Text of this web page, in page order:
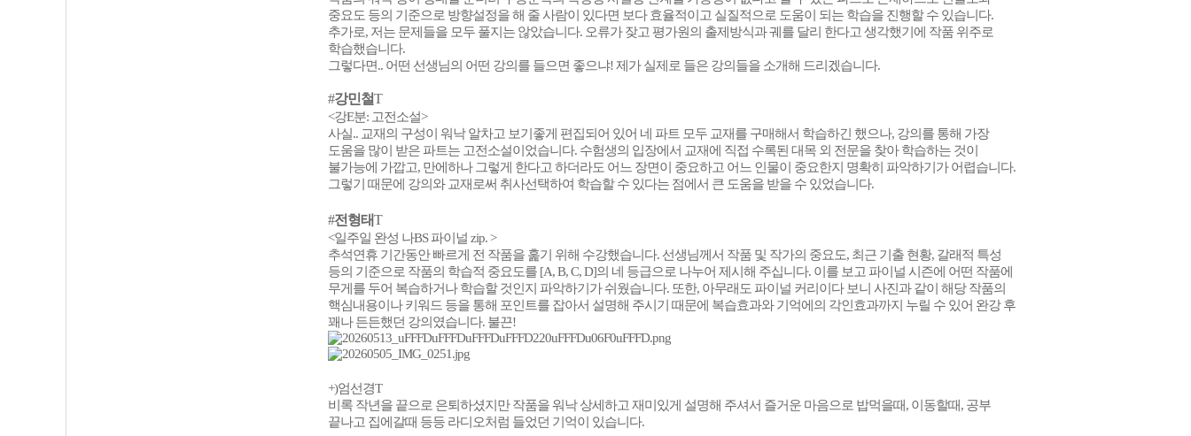
중요도 등의 기준으로 방향설정을 해 줄 사람이 있다면 보다 효율적이고 실질적으로 도움이 되는 학습을 진행할 수 있습니다.
추가로, 저는 문제들을 모두 풀지는 않았습니다. 오류가 잦고 평가원의 출제방식과 궤를 달리 한다고 생각했기에 작품 위주로
학습했습니다.
그렇다면.. 어떤 선생님의 어떤 강의를 들으면 좋으냐! 제가 실제로 들은 강의들을 소개해 드리겠습니다.
#강민철T
<강E분: 고전소설>
사실.. 교재의 구성이 워낙 알차고 보기좋게 편집되어 있어 네 파트 모두 교재를 구매해서 학습하긴 했으나, 강의를 통해 가장
도움을 많이 받은 파트는 고전소설이었습니다. 수험생의 입장에서 교재에 직접 수록된 대목 외 전문을 찾아 학습하는 것이
불가능에 가깝고, 만에하나 그렇게 한다고 하더라도 어느 장면이 중요하고 어느 인물이 중요한지 명확히 파악하기가 어렵습니다.
그렇기 때문에 강의와 교재로써 취사선택하여 학습할 수 있다는 점에서 큰 도움을 받을 수 있었습니다.
#전형태T
<일주일 완성 나BS 파이널 zip. >
추석연휴 기간동안 빠르게 전 작품을 훑기 위해 수강했습니다. 선생님께서 작품 및 작가의 중요도, 최근 기출 현황, 갈래적 특성
등의 기준으로 작품의 학습적 중요도를 [A, B, C, D]의 네 등급으로 나누어 제시해 주십니다. 이를 보고 파이널 시즌에 어떤 작품에
무게를 두어 복습하거나 학습할 것인지 파악하기가 쉬웠습니다. 또한, 아무래도 파이널 커리이다 보니 사진과 같이 해당 작품의
핵심내용이나 키워드 등을 통해 포인트를 잡아서 설명해 주시기 때문에 복습효과와 기억에의 각인효과까지 누릴 수 있어 완강 후
꽤나 든든했던 강의였습니다. 불끈!
+)엄선경T
비록 작년을 끝으로 은퇴하셨지만 작품을 워낙 상세하고 재미있게 설명해 주셔서 즐거운 마음으로 밥먹을때, 이동할때, 공부
끝나고 집에갈때 등등 라디오처럼 들었던 기억이 있습니다.